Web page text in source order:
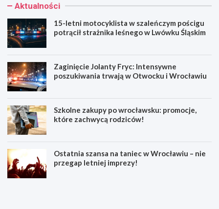
Aktualności
15-letni motocyklista w szaleńczym pościgu
potrącił strażnika leśnego w Lwówku Śląskim
Zaginięcie Jolanty Fryc: Intensywne
poszukiwania trwają w Otwocku i Wrocławiu
Szkolne zakupy po wrocławsku: promocje,
które zachwycą rodziców!
Ostatnia szansa na taniec w Wrocławiu – nie
przegap letniej imprezy!
1
Z